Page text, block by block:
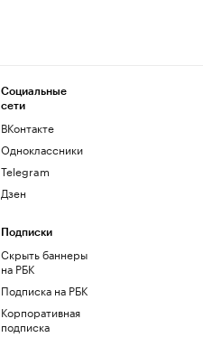
Социальные
сети
ВКонтакте
Одноклассники
Telegram
Дзен
Подписки
Скрыть баннеры
на РБК
Подписка на РБК
Корпоративная
подписка